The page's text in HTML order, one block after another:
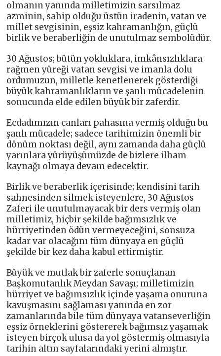
olmanın yanında milletimizin sarsılmaz
azminin, sahip olduğu üstün iradenin, vatan ve
millet sevgisinin, eşsiz kahramanlığın, güçlü
birlik ve beraberliğin de unutulmaz sembolüdür.
30 Ağustos; bütün yokluklara, imkânsızlıklara
rağmen yüreği vatan sevgisi ve imanla dolu
ordumuzun, milletle kenetlenerek gösterdiği
büyük kahramanlıkların ve şanlı mücadelenin
sonucunda elde edilen büyük bir zaferdir.
Ecdadımızın canları pahasına vermiş olduğu bu
şanlı mücadele; sadece tarihimizin önemli bir
dönüm noktası değil, aynı zamanda daha güçlü
yarınlara yürüyüşümüzde de bizlere ilham
kaynağı olmaya devam edecektir.
Birlik ve beraberlik içerisinde; kendisini tarih
sahnesinden silmek isteyenlere, 30 Ağustos
Zaferi ile unutulmayacak bir ders vermiş olan
milletimiz, hiçbir şekilde bağımsızlık ve
hürriyetinden ödün vermeyeceğini, sonsuza
kadar var olacağını tüm dünyaya en güçlü
şekilde bir kez daha kabul ettirmiştir.
Büyük ve mutlak bir zaferle sonuçlanan
Başkomutanlık Meydan Savaşı; milletimizin
hürriyet ve bağımsızlık içinde yaşama onuruna
kavuşmasını sağlaması yanında en zor
zamanlarında bile tüm dünyaya vatanseverliğin
eşsiz örneklerini göstererek bağımsız yaşamak
isteyen birçok ulusa da yol göstermiş olmasıyla
tarihin altın sayfalarındaki yerini almıştır.